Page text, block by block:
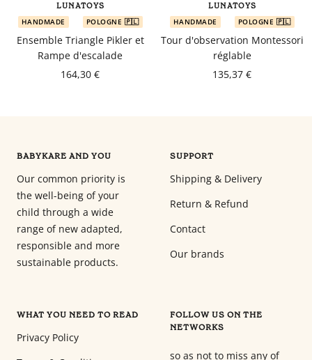
Meilleurs
prix
sur
Babyphones,
LUNATOYS
HANDMADE POLOGNE 🇵🇱
Ensemble Triangle Pikler et
Rampe d'escalade
164,30 €
LUNATOYS
HANDMADE POLOGNE 🇵🇱
Tour d'observation Montessori
réglable
135,37 €
BABYKARE AND YOU
Our common priority is
the well-being of your
child through a wide
range of new adapted,
responsible and more
sustainable products.
SUPPORT
Shipping & Delivery
Return & Refund
Contact
Our brands
WHAT YOU NEED TO READ
Privacy Policy
FOLLOW US ON THE
NETWORKS
so as not to miss any of